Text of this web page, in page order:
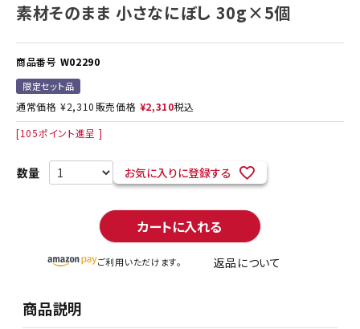
素材そのまま 小さなにぼし 30g×5個
商品番号 W02290
限定セット品
通常価格 ¥2,310 販売価格 ¥2,310税込
[105ポイント進呈 ]
お気に入りに登録する
カートに入れる
ご利用いただけます。 返品について
商品説明